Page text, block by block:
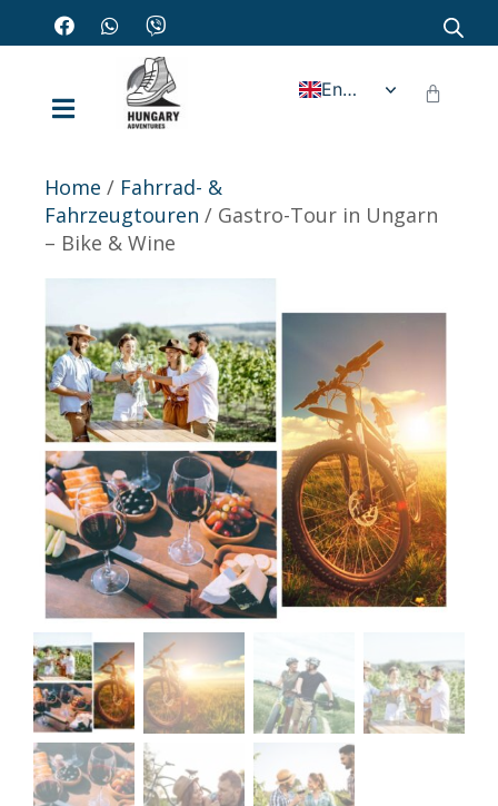
English
Home / Fahrrad- &
Fahrzeugtouren / Gastro-Tour in Ungarn
– Bike & Wine